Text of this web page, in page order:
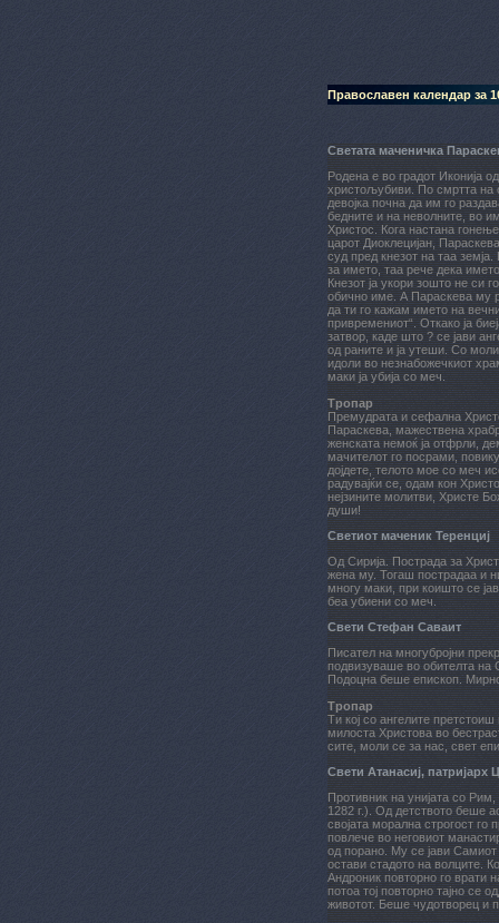
Православен календар за
Светата маченичка
Родена е во градот Иконија
христољубиви. По смртта на
девојка почна да им го
бедните и на неволните, во
Христос. Кога настана
царот Диоклецијан,
суд пред кнезот на таа
за името, таа рече дека
Кнезот ја укори зошто не си
обично име. А Параскева му
да ти го кажам името на
привремениот“. Откако ја
затвор, каде што ? се јави
од раните и ја утеши. Со
идоли во незнабожечкиот
маки ја убија со меч.
Тропар
Премудрата и сефална
Параскева, мажествена
женската немоќ ја отфрли,
мачителот го посрами,
дојдете, телото мое со меч
радувајќи се, одам кон
нејзините молитви, Христе
души!
Светиот маченик Теренциј
Од Сирија. Пострада за
жена му. Тогаш пострадаа и
многу маки, при коишто се
беа убиени со меч.
Свети Стефан Саваит
Писател на многубројни
подвизуваше во обителта
Подоцна беше епископ.
Тропар
Ти кој со ангелите
милоста Христова во
сите, моли се за нас, свет
Свети Атанасиј, патријарх
Противник на унијата со
1282 г.). Од детството беше
својата морална строгост
повлече во неговиот
од порано. Му се јави
остави стадото на волците.
Андроник повторно го врати
потоа тој повторно тајно се
животот. Беше чудотворец и